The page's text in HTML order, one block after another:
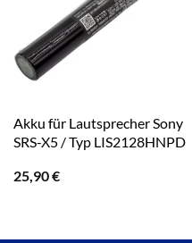
Akku für Lautsprecher Sony
SRS-X5 / Typ LIS2128HNPD
25,90€